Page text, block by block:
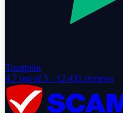
Trustpilot
4.7 out of 5 · 12,431 reviews